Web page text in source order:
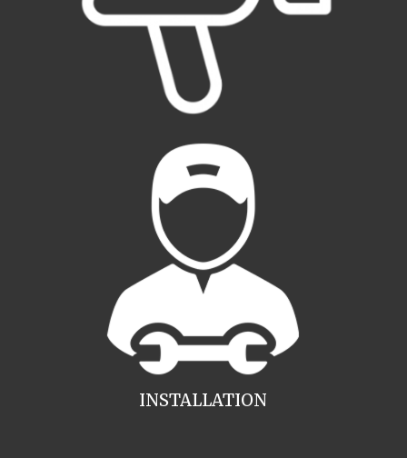
INSTALLATION